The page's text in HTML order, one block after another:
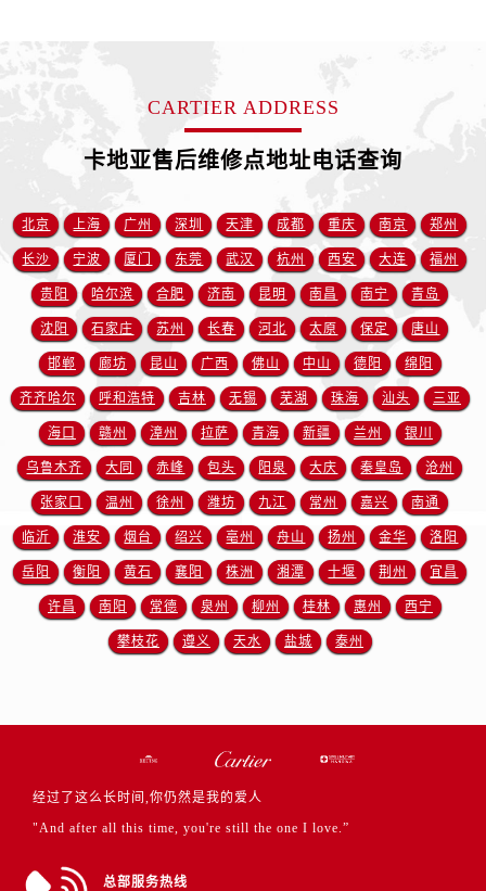
CARTIER ADDRESS
卡地亚售后维修点地址电话查询
北京 上海 广州 深圳 天津 成都 重庆 南京 郑州
长沙 宁波 厦门 东莞 武汉 杭州 西安 大连 福州
贵阳 哈尔滨 合肥 济南 昆明 南昌 南宁 青岛
沈阳 石家庄 苏州 长春 河北 太原 保定 唐山
邯郸 廊坊 昆山 广西 佛山 中山 德阳 绵阳
齐齐哈尔 呼和浩特 吉林 无锡 芜湖 珠海 汕头 三亚
海口 赣州 漳州 拉萨 青海 新疆 兰州 银川
乌鲁木齐 大同 赤峰 包头 阳泉 大庆 秦皇岛 沧州
张家口 温州 徐州 潍坊 九江 常州 嘉兴 南通
临沂 淮安 烟台 绍兴 亳州 舟山 扬州 金华 洛阳
岳阳 衡阳 黄石 襄阳 株洲 湘潭 十堰 荆州 宜昌
许昌 南阳 常德 泉州 柳州 桂林 惠州 西宁
攀枝花 遵义 天水 盐城 泰州
经过了这么长时间,你仍然是我的爱人
"And after all this time, you're still the one I love.”
总部服务热线